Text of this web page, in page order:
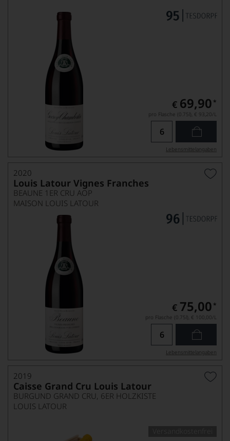
€ 69,90 *
pro Flasche (0.75l), € 93,20/L
Lebensmittel­angaben
2020
Louis Latour Vignes Franches
BEAUNE 1ER CRU AOP
MAISON LOUIS LATOUR
€ 75,00 *
pro Flasche (0.75l), € 100,00/L
Lebensmittel­angaben
2019
Caisse Grand Cru Louis Latour
BURGUND GRAND CRU, 6ER HOLZKISTE
LOUIS LATOUR